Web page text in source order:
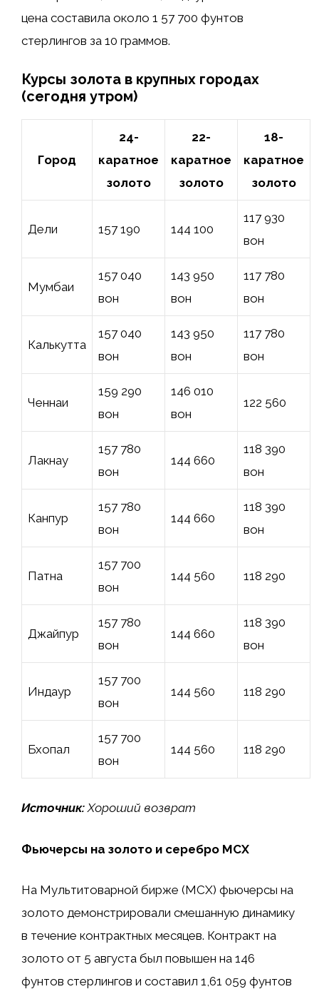
цена составила около 1 57 700 фунтов
стерлингов за 10 граммов.
Курсы золота в крупных городах
(сегодня утром)
Город
24-
каратное
золото
22-
каратное
золото
18-
каратное
золото
Дели 157 190 ₹ 144 100 ₹
117 930
вон
Мумбаи
157 040
вон
143 950
вон
117 780
вон
Калькутта
157 040
вон
143 950
вон
117 780
вон
Ченнаи
159 290
вон
146 010
вон
122 560 ₹
Лакнау
157 780
вон
144 660 ₹
118 390
вон
Канпур
157 780
вон
144 660 ₹
118 390
вон
Патна
157 700
вон
144 560 ₹ ₹118 290
Джайпур
157 780
вон
144 660 ₹
118 390
вон
Индаур
157 700
вон
144 560 ₹ ₹118 290
Бхопал
157 700
вон
144 560 ₹ ₹118 290
Источник:Хороший возврат
Фьючерсы на золото и серебро MCX
На Мультитоварной бирже (MCX) фьючерсы на
золото демонстрировали смешанную динамику
в течение контрактных месяцев. Контракт на
золото от 5 августа был повышен на 146
фунтов стерлингов и составил 1,61 059 фунтов